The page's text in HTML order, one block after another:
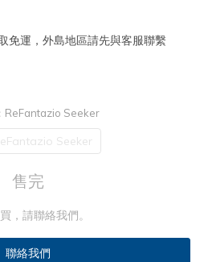
免運，外島地區請先與客服聯繫
ReFantazio Seeker
Seeker
售完
，請聯絡我們。
聯絡我們